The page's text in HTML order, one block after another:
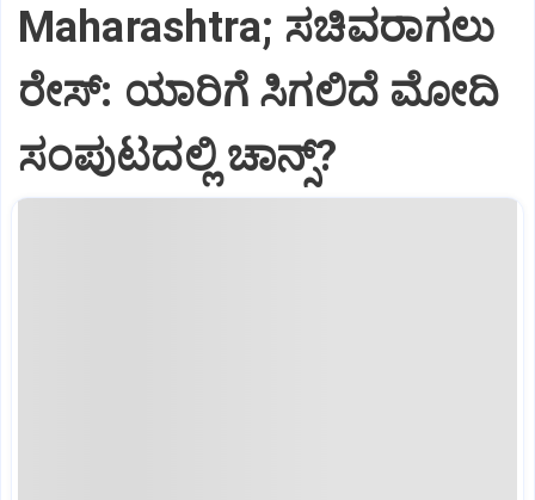
Maharashtra; ಸಚಿವರಾಗಲು
ರೇಸ್‌: ಯಾರಿಗೆ ಸಿಗಲಿದೆ ಮೋದಿ
ಸಂಪುಟದಲ್ಲಿ ಚಾನ್ಸ್‌?